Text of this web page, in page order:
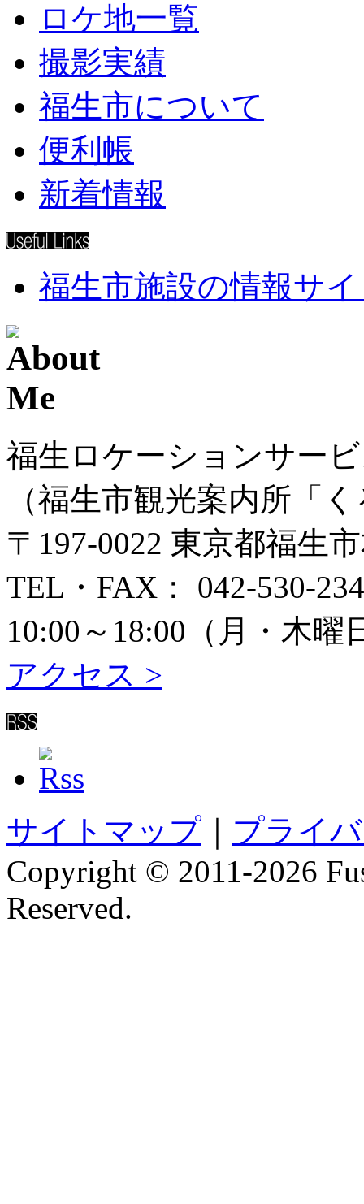
ロケ地一覧
撮影実績
福生市について
便利帳
新着情報
福生市施設の情報サ
福生ロケーションサー
（福生市観光案内所「
〒197-0022 東京都福生
TEL・FAX： 042-530-
10:00～18:00（月・木
アクセス >
サイトマップ ｜ プライ
Copyright © 2011-2026
Reserved.